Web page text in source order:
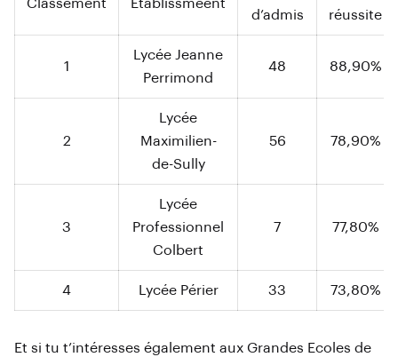
Classement
Etablissmeent
d’admis
réussite
1
Lycée Jeanne
Perrimond
48 88,90%
2
Lycée
Maximilien-
de-Sully
56 78,90%
3
Lycée
Professionnel
Colbert
7 77,80%
4 Lycée Périer 33 73,80%
Et si tu t’intéresses également aux Grandes Ecoles de